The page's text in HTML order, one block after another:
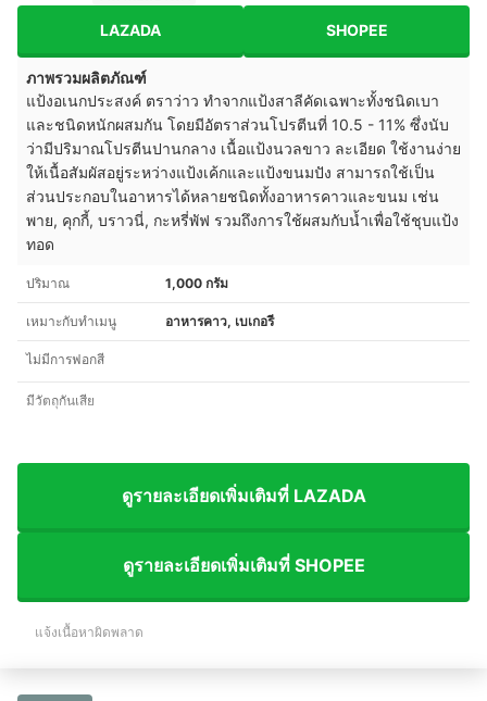
LAZADA SHOPEE
ภาพรวมผลิตภัณฑ์
แป้งอเนกประสงค์ ตราว่าว ทำจากแป้งสาลีคัดเฉพาะทั้งชนิดเบา
และชนิดหนักผสมกัน โดยมีอัตราส่วนโปรตีนที่ 10.5 - 11% ซึ่งนับ
ว่ามีปริมาณโปรตีนปานกลาง เนื้อแป้งนวลขาว ละเอียด ใช้งานง่าย
ให้เนื้อสัมผัสอยู่ระหว่างแป้งเค้กและแป้งขนมปัง สามารถใช้เป็น
ส่วนประกอบในอาหารได้หลายชนิดทั้งอาหารคาวและขนม เช่น
พาย, คุกกี้, บราวนี่, กะหรี่พัฟ รวมถึงการใช้ผสมกับน้ำเพื่อใช้ชุบแป้ง
ทอด
ปริมาณ 1,000 กรัม
เหมาะกับทำเมนู อาหารคาว, เบเกอรี
ไม่มีการฟอกสี
มีวัตถุกันเสีย
ดูรายละเอียดเพิ่มเติมที่ LAZADA
ดูรายละเอียดเพิ่มเติมที่ SHOPEE
แจ้งเนื้อหาผิดพลาด